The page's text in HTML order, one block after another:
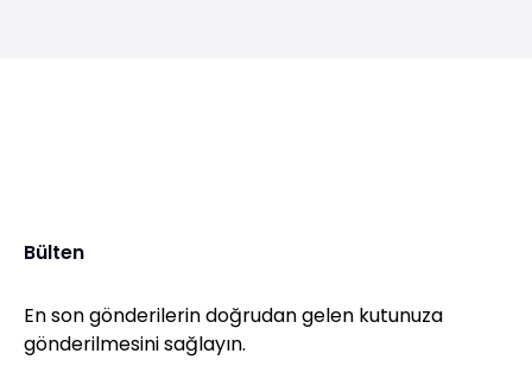
Bülten
En son gönderilerin doğrudan gelen kutunuza
gönderilmesini sağlayın.